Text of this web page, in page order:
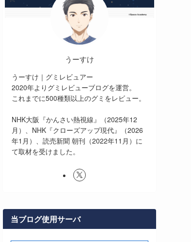
うーすけ
うーすけ｜グミレビュアー
2020年よりグミレビューブログを運営。
これまでに500種類以上のグミをレビュー。
NHK大阪『かんさい熱視線』（2025年12
月）、NHK『クローズアップ現代』（2026
年1月）、読売新聞 朝刊（2022年11月）に
て取材を受けました。
当ブログ使用サーバ